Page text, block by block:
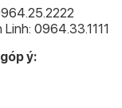
0964.33.1111
ý: